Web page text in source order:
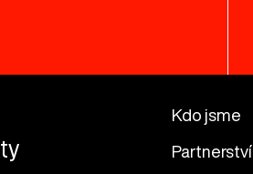
Kdo jsme
Partnerství